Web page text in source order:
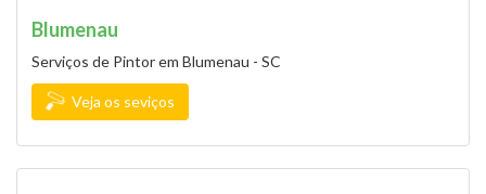
Blumenau
Serviços de Pintor em Blumenau - SC
Veja os seviços